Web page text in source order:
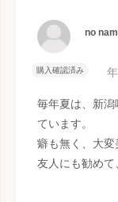
no
購入確認済み
毎年夏は、新
ています。
癖も無く、大変
友人にも勧めて